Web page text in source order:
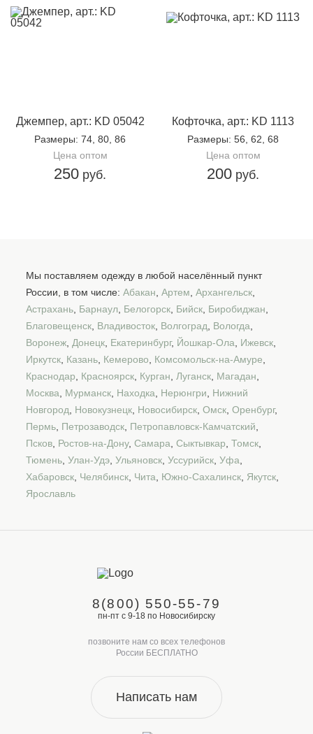
Джемпер, арт.: KD 05042
Размеры: 74, 80, 86
Цена оптом
250 руб.
Кофточка, арт.: KD 1113
Размеры: 56, 62, 68
Цена оптом
200 руб.
Мы поставляем одежду в любой населённый пункт
России, в том числе: Абакан Артем Архангельск
Астрахань Барнаул Белогорск Бийск Биробиджан
Благовещенск Владивосток Волгоград Вологда
Воронеж Донецк Екатеринбург, Йошкар-Ола Ижевск
Иркутск Казань Кемерово Комсомольск-на-Амуре
Краснодар
Красноярск Курган Луганск Магадан
Москва
Мурманск Находка Нерюнгри
Нижний
Новгород
Новокузнецк Новосибирск Омск Оренбург,
Пермь Петрозаводск Петропавловск-Камчатский
Псков Ростов-на-Дону, Самара Сыктывкар Томск
Тюмень Улан-Удэ Ульяновск Уссурийск Уфа
Хабаровск Челябинск Чита Южно-Сахалинск Якутск
Ярославль
8(800) 550-55-79
пн-пт с 9-18 по Новосибирску
позвоните нам со всех телефонов
России БЕСПЛАТНО
Написать нам